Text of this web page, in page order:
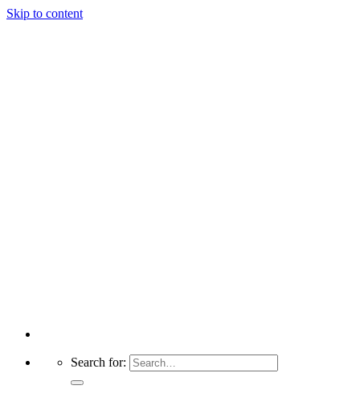
Skip to content
Search for: